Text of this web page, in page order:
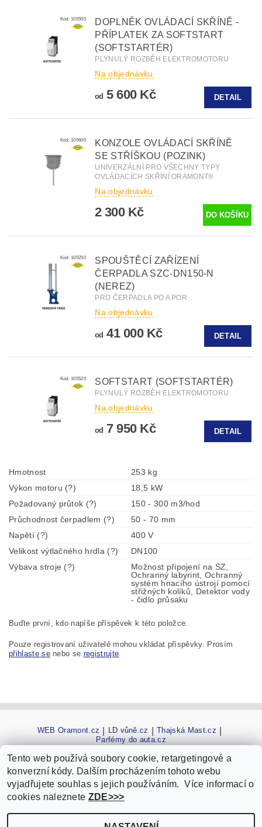
Kód:105500
DOPLNĚK OVLÁDACÍ SKŘÍNĚ -
PŘÍPLATEK ZA SOFTSTART
(SOFTSTARTÉR)
PLYNULÝ ROZBĚH ELEKTROMOTORU
Na objednávku
od 5 600 Kč DETAIL
Kód:105600
KONZOLE OVLÁDACÍ SKŘÍNĚ
SE STŘÍŠKOU (POZINK)
UNIVERZÁLNÍ PRO VŠECHNY TYPY
OVLÁDACÍCH SKŘÍNÍ ORAMONT®
Na objednávku
2 300 Kč
Kód:100250
SPOUŠTĚCÍ ZAŘÍZENÍ
ČERPADLA SZC-DN150-N
(NEREZ)
PRO ČERPADLA PO A POR
Na objednávku
od 41 000 Kč DETAIL
Kód:105520 SOFTSTART (SOFTSTARTÉR)
PLYNULÝ ROZBĚH ELEKTROMOTORU
Na objednávku
od 7 950 Kč DETAIL
Hmotnost
253 kg
Výkon motoru (?)
18,5 kW
Požadovaný průtok (?)
150 - 300 m3/hod
Průchodnost čerpadlem (?)
50 - 70 mm
Napětí (?)
400 V
Velikost výtlačného hrdla (?)
DN100
Výbava stroje (?)
Možnost připojení na SZ,
Ochranný labyrint, Ochranný
systém hnacího ústrojí pomocí
střižných kolíků, Detektor vody
- čidlo průsaku
Buďte první, kdo napíše příspěvek k této položce.
Pouze registrovaní uživatelé mohou vkládat příspěvky. Prosím
přihlaste senebo se registrujte.
WEB Oramont.cz LD vůně.cz Thajská Mast.cz
Parfémy do auta.cz
Čerpadla a míchadla ORAMONT - E-shop, všechna práva vyhrazena
Tento web používá soubory cookie, retargetingové a
konverzní kódy. Dalším procházením tohoto webu
vyjadřujete souhlas s jejich používáním. Více informací o
cookies naleznete ZDE>>>